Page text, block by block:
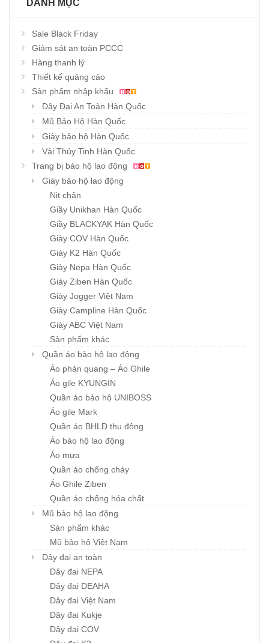
DANH MỤC
Sale Black Friday
Giám sát an toàn PCCC
Hàng thanh lý
Thiết kế quảng cáo
Sản phẩm nhập khẩu
Dây Đai An Toàn Hàn Quốc
Mũ Bảo Hộ Hàn Quốc
Giày bảo hộ Hàn Quốc
Vải Thủy Tinh Hàn Quốc
Trang bị bảo hộ lao động
Giày bảo hộ lao động
Nịt chân
Giầy Unikhan Hàn Quốc
Giầy BLACKYAK Hàn Quốc
Giày COV Hàn Quốc
Giày K2 Hàn Quốc
Giày Nepa Hàn Quốc
Giày Ziben Hàn Quốc
Giày Jogger Việt Nam
Giày Campline Hàn Quốc
Giày ABC Việt Nam
Sản phẩm khác
Quần áo bảo hộ lao động
Áo phản quang – Áo Ghile
Áo gile KYUNGIN
Quần áo bảo hộ UNIBOSS
Áo gile Mark
Quần áo BHLĐ thu đông
Áo bảo hộ lao động
Áo mưa
Quần áo chống cháy
Áo Ghile Ziben
Quần áo chống hóa chất
Mũ bảo hộ lao động
Sản phẩm khác
Mũ bảo hộ Việt Nam
Dây đai an toàn
Dây đai NEPA
Dây đai DEAHA
Dây đai Việt Nam
Dây đai Kukje
Dây đai COV